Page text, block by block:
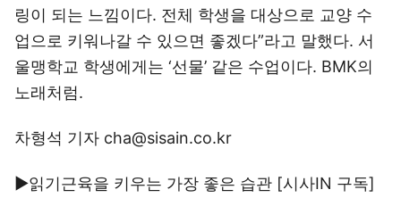
링이 되는 느낌이다. 전체 학생을 대상으로 교양 수
업으로 키워나갈 수 있으면 좋겠다”라고 말했다. 서
울맹학교 학생에게는 ‘선물’ 같은 수업이다. BMK의
노래처럼.
차형석 기자 cha@sisain.co.kr
▶읽기근육을 키우는 가장 좋은 습관 [시사IN 구독]